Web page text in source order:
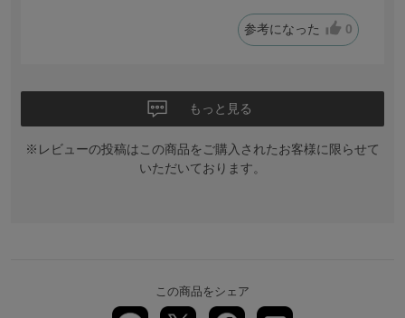
参考になった 0
もっと見る
※レビューの投稿はこの商品をご購入されたお客様に限らせて
いただいております。
この商品をシェア